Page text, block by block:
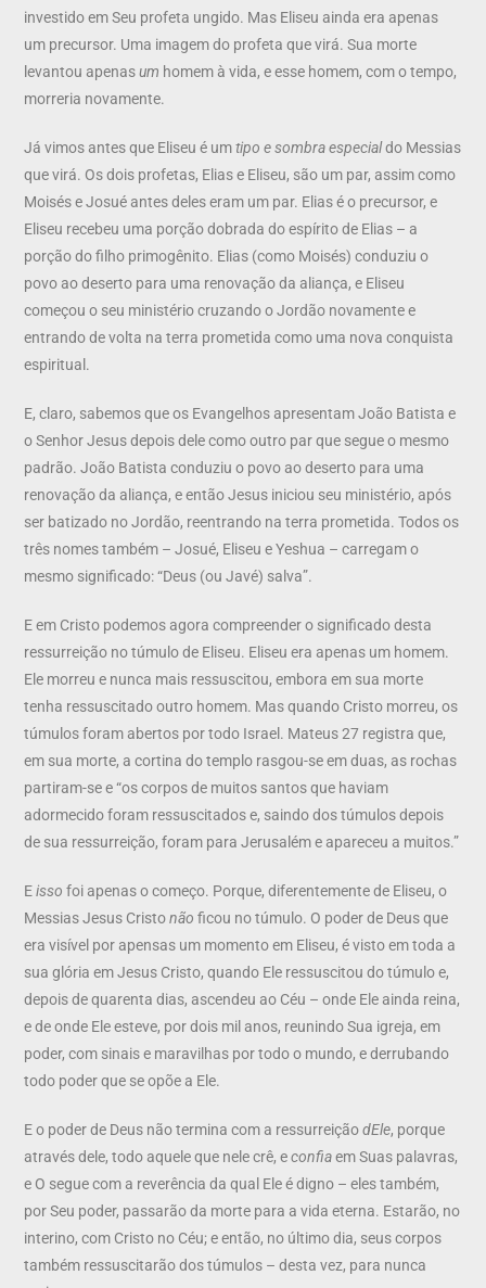
investido em Seu profeta ungido. Mas Eliseu ainda era apenas
um precursor. Uma imagem do profeta que virá. Sua morte
levantou apenasum homem à vida, e esse homem, com o tempo,
morreria novamente.
Já vimos antes que Eliseu é umtipo e sombra especialdo Messias
que virá. Os dois profetas, Elias e Eliseu, são um par, assim como
Moisés e Josué antes deles eram um par. Elias é o precursor, e
Eliseu recebeu uma porção dobrada do espírito de Elias – a
porção do filho primogênito. Elias (como Moisés) conduziu o
povo ao deserto para uma renovação da aliança, e Eliseu
começou o seu ministério cruzando o Jordão novamente e
entrando de volta na terra prometida como uma nova conquista
espiritual.
E, claro, sabemos que os Evangelhos apresentam João Batista e
o Senhor Jesus depois dele como outro par que segue o mesmo
padrão. João Batista conduziu o povo ao deserto para uma
renovação da aliança, e então Jesus iniciou seu ministério, após
ser batizado no Jordão, reentrando na terra prometida. Todos os
três nomes também – Josué, Eliseu e Yeshua – carregam o
mesmo significado: “Deus (ou Javé) salva”.
E em Cristo podemos agora compreender o significado desta
ressurreição no túmulo de Eliseu. Eliseu era apenas um homem.
Ele morreu e nunca mais ressuscitou, embora em sua morte
tenha ressuscitado outro homem. Mas quando Cristo morreu, os
túmulos foram abertos por todo Israel. Mateus 27 registra que,
em sua morte, a cortina do templo rasgou-se em duas, as rochas
partiram-se e “os corpos de muitos santos que haviam
adormecido foram ressuscitados e, saindo dos túmulos depois
de sua ressurreição, foram para Jerusalém e apareceu a muitos.”
Eisso foi apenas o começo. Porque, diferentemente de Eliseu, o
Messias Jesus Cristonão ficou no túmulo. O poder de Deus que
era visível por apensas um momento em Eliseu, é visto em toda a
sua glória em Jesus Cristo, quando Ele ressuscitou do túmulo e,
depois de quarenta dias, ascendeu ao Céu – onde Ele ainda reina,
e de onde Ele esteve, por dois mil anos, reunindo Sua igreja, em
poder, com sinais e maravilhas por todo o mundo, e derrubando
todo poder que se opõe a Ele.
E o poder de Deus não termina com a ressurreiçãodEle, porque
através dele, todo aquele que nele crê, econfiaem Suas palavras,
e O segue com a reverência da qual Ele é digno – eles também,
por Seu poder, passarão da morte para a vida eterna. Estarão, no
interino, com Cristo no Céu; e então, no último dia, seus corpos
também ressuscitarão dos túmulos – desta vez, para nunca